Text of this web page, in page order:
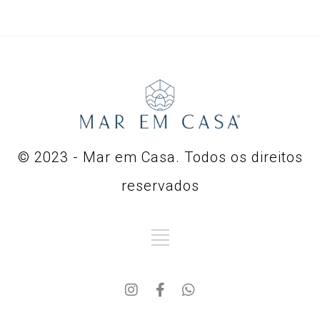
© 2023 - Mar em Casa. Todos os direitos
reservados